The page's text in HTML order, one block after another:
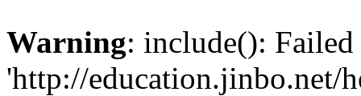
Warning: include():
'http://education.jinbo.net/